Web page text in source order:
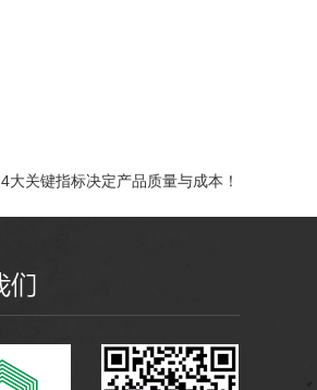
4大关键指标决定产品质量与成本！